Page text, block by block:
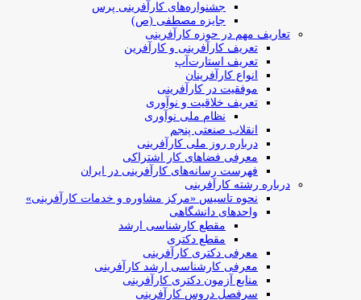
جشنواره‌های کارآفرینی‌ پرس
جایزه مصطفی (ص)
تعاریف مهم در حوزه کارآفرینی
تعریف کارآفرینی و کارآفرین
تعریف استارت‌آپ
انواع کارآفرینان
موفقیت در کارآفرینی
تعریف خلاقیت و نوآوری
نظام ملی نوآوری
انقلاب صنعتی پنجم
درباره روز ملی کارآفرینی
معرفی فضاهای کار اشتراکی
فهرست رسانه‌های کارآفرینی در ایران
درباره رشته کارآفرینی
نحوه تاسیس «مرکز مشاوره و خدمات کارآفرینی»
واحدهای دانشگاهی
مقطع کارشناسی ارشد
مقطع دکتری
معرفی دکتری کارآفرینی
معرفی کارشناسی ارشد کارآفرینی
منابع آزمون دکتری کارآفرینی
سرفصل دروس کارآفرینی